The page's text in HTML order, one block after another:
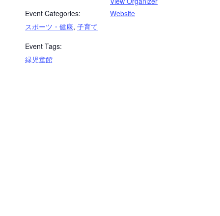
Event Categories:
スポーツ・健康, 子育て
Event Tags:
緑児童館
Website